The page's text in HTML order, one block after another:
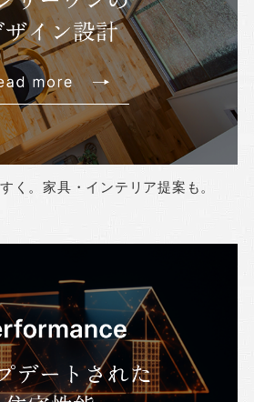
く。家具・インテリア提案も。